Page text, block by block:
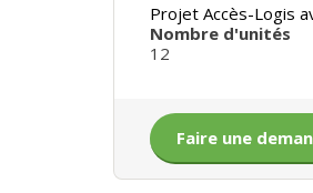
Projet Accès-Logis
Nombre d'unités
12
Faire une